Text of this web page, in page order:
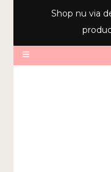
Shop nu via